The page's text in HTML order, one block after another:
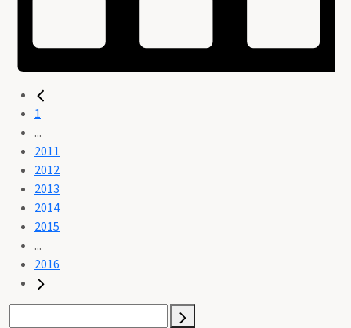
1
...
2011
2012
2013
2014
2015
...
2016